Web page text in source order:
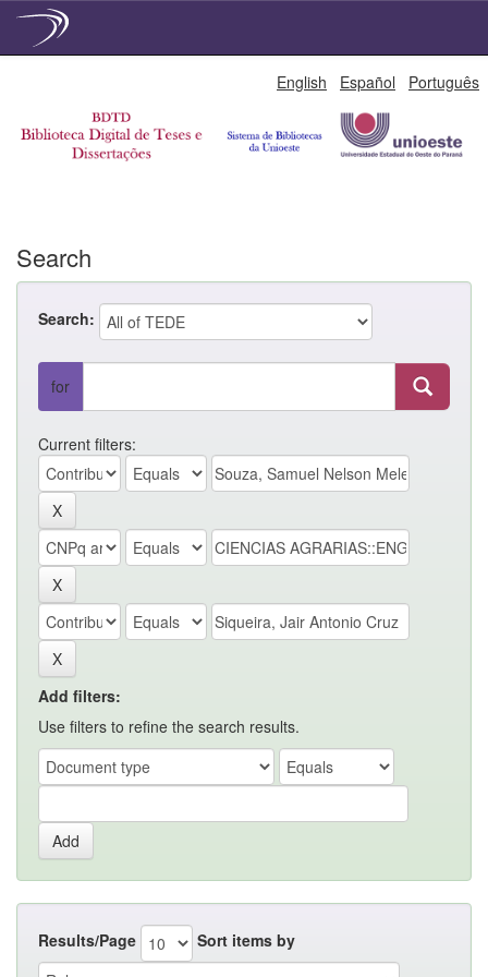
English Español Português
Search
Search:
for
Current filters:
Add filters:
Use filters to refine the search results.
Results/Page Sort items by